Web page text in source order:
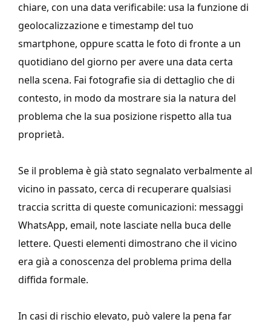
chiare, con una data verificabile: usa la funzione di
geolocalizzazione e timestamp del tuo
smartphone, oppure scatta le foto di fronte a un
quotidiano del giorno per avere una data certa
nella scena. Fai fotografie sia di dettaglio che di
contesto, in modo da mostrare sia la natura del
problema che la sua posizione rispetto alla tua
proprietà.
Se il problema è già stato segnalato verbalmente al
vicino in passato, cerca di recuperare qualsiasi
traccia scritta di queste comunicazioni: messaggi
WhatsApp, email, note lasciate nella buca delle
lettere. Questi elementi dimostrano che il vicino
era già a conoscenza del problema prima della
diffida formale.
In casi di rischio elevato, può valere la pena far